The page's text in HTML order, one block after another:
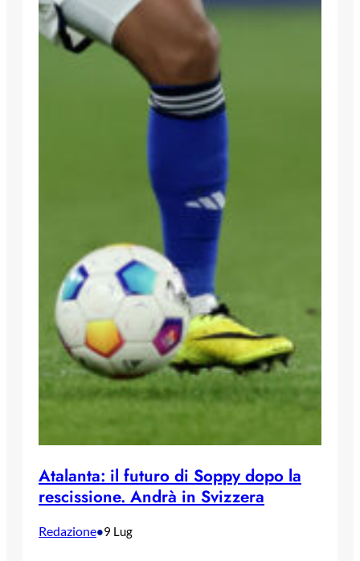
Atalanta: il futuro di Soppy dopo la
rescissione. Andrà in Svizzera
Redazione•9 Lug